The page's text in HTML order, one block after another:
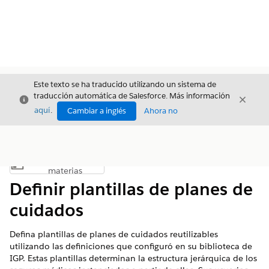
Cerrar
Este texto se ha traducido utilizando un sistema de
traducción automática de Salesforce. Más información
aquí. Cambiar a inglés Ahora no
Cerrar
Mostrar índice de materias
materias
Definir plantillas de planes de
cuidados
Defina plantillas de planes de cuidados reutilizables
utilizando las definiciones que configuró en su biblioteca de
IGP. Estas plantillas determinan la estructura jerárquica de los